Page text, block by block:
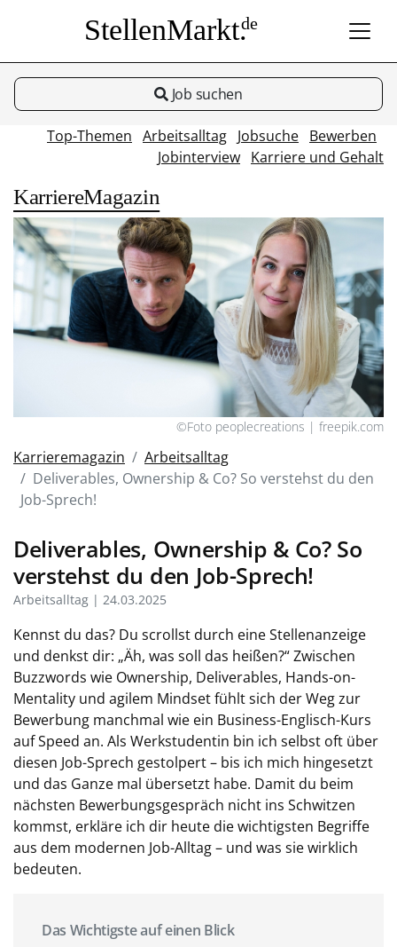
StellenMarkt.de
Job suchen
Top-Themen Arbeitsalltag Jobsuche Bewerben
Jobinterview Karriere und Gehalt
KarriereMagazin
©Foto peoplecreations | freepik.com
Karrieremagazin
Arbeitsalltag
Deliverables, Ownership & Co? So verstehst du den
Job-Sprech!
Deliverables, Ownership & Co? So
verstehst du den Job-Sprech!
Arbeitsalltag | 24.03.2025
Kennst du das? Du scrollst durch eine Stellenanzeige
und denkst dir: „Äh, was soll das heißen?“ Zwischen
Buzzwords wie Ownership, Deliverables, Hands-on-
Mentality und agilem Mindsetfühlt sich der Weg zur
Bewerbung manchmal wie ein Business-Englisch-Kurs
auf Speed an. Als Werkstudentin bin ich selbst oft über
diesen Job-Sprech gestolpert – bis ich mich hingesetzt
und das Ganze mal übersetzt habe. Damit du beim
nächsten Bewerbungsgespräch nicht ins Schwitzen
kommst, erkläre ich dir heute die wichtigsten Begriffe
aus dem modernen Job-Alltag – und was siewirklich
bedeuten.
Das Wichtigste auf einen Blick